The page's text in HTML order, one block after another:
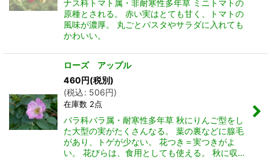
ナス科トマト属・非耐寒性多年草 ミニトマトの
原種とされる。 赤い実はとても甘く、トマトの
風味が濃厚。 丸ごとパスタやサラダに入れても
かわいい。
ローズ アップル
460円(税別)
(税込: 506円)
在庫数 2点
バラ科バラ属・耐寒性多年草 秋にりんご型をし
た大型の実がたくさんなる。 葉の裏などに腺毛
があり、トゲが少ない。 花つき＝実つきがよ
い。 花びらは、食用としても使える。 秋に収…